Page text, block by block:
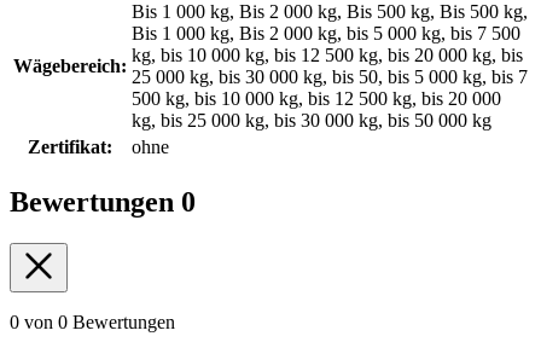
Wägebereich:
Bis 1 000 kg, Bis 2 000 kg, Bis 500 kg, Bis 500 kg,
Bis 1 000 kg, Bis 2 000 kg, bis 5 000 kg, bis 7 500
kg, bis 10 000 kg, bis 12 500 kg, bis 20 000 kg, bis
25 000 kg, bis 30 000 kg, bis 50, bis 5 000 kg, bis 7
500 kg, bis 10 000 kg, bis 12 500 kg, bis 20 000
kg, bis 25 000 kg, bis 30 000 kg, bis 50 000 kg
Zertifikat:
ohne
Bewertungen 0
0 von 0 Bewertungen